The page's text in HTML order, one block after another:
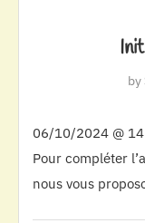
by
06/10/2024 @
Pour compléter
nous vous